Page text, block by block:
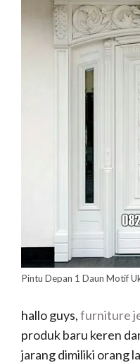
Pintu Depan 1 Daun Motif
hallo guys,furniture
produk baru keren
jarang dimiliki orang